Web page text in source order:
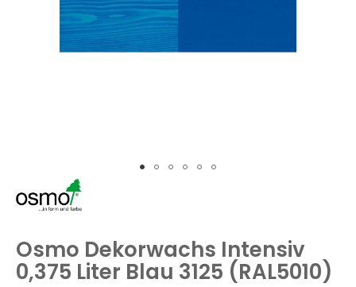
Anfang
springen
Osmo Dekorwachs Intensiv
0,375 Liter Blau 3125 (RAL5010)